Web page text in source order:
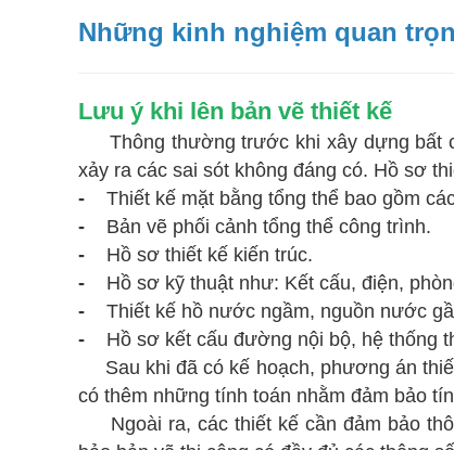
Những kinh nghiệm quan
Lưu ý khi lên bản vẽ thiết kế
Thông thường trước khi xây dựng bất
xảy ra các sai sót không đáng có. Hồ sơ
- Thiết kế mặt bằng tổng thể bao gồm
- Bản vẽ phối cảnh tổng thể công trình.
- Hồ sơ thiết kế kiến trúc.
- Hồ sơ kỹ thuật như: Kết cấu, điện,
- Thiết kế hồ nước ngầm, nguồn nước
- Hồ sơ kết cấu đường nội bộ, hệ thống
Sau khi đã có kế hoạch, phương án
có thêm những tính toán nhằm đảm bảo
Ngoài ra, các thiết kế cần đảm bảo